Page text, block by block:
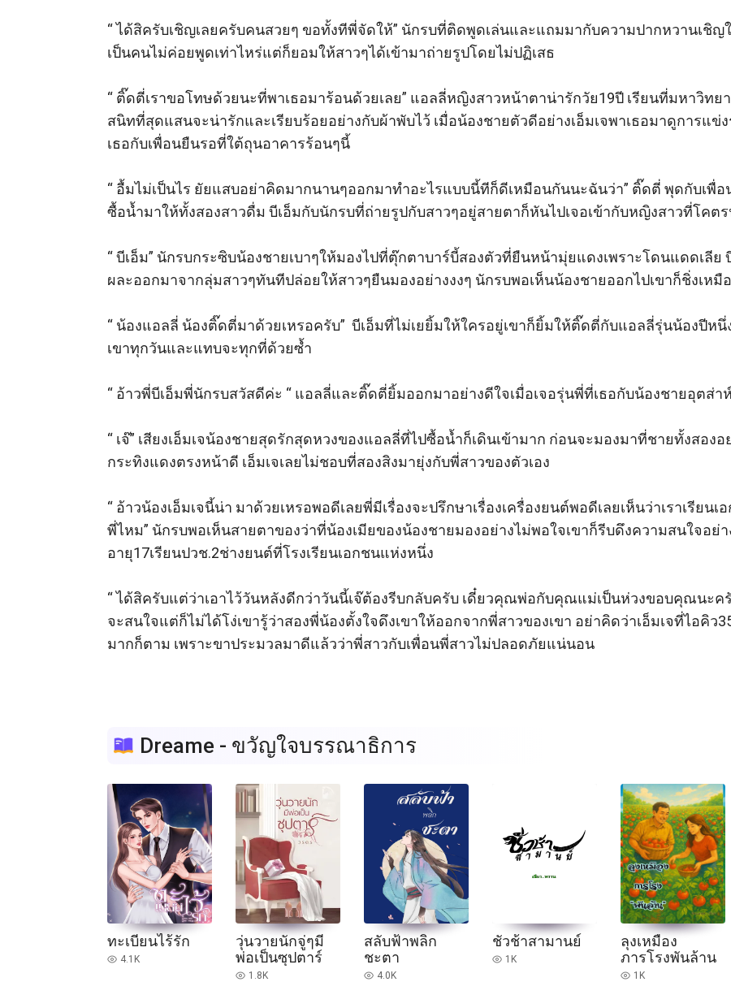
“ ได้สิครับเชิญเลยครับคนสวยๆ ขอทั้งทีพี่จัดให้” นักรบที่ติดพูดเล่นและแถมมากับความปากหวานเชิญ
เป็นคนไม่ค่อยพูดเท่าไหร่แต่ก็ยอมให้สาวๆได้เข้ามาถ่ายรูปโดยไม่ปฏิเสธ
“ ติ๊ดตี่เราขอโทษด้วยนะที่พาเธอมาร้อนด้วยเลย” แอลลี่หญิงสาวหน้าตาน่ารักวัย19ปี เรียนที่มหาวิท
สนิทที่สุดแสนจะน่ารักและเรียบร้อยอย่างกับผ้าพับไว้ เมื่อน้องชายตัวดีอย่างเอ็มเจพาเธอมาดูการแ
เธอกับเพื่อนยืนรอที่ใต้ถุนอาคารร้อนๆนี้
“ อื้มไม่เป็นไร ยัยแสบอย่าคิดมากนานๆออกมาทำอะไรแบบนี้ทีก็ดีเหมือนกันนะฉันว่า” ติ๊ดตี่ พุดกับเพื่
ซื้อน้ำมาให้ทั้งสองสาวดื่ม บีเอ็มกับนักรบที่ถ่ายรูปกับสาวๆอยู่สายตาก็หันไปเจอเข้ากับหญิงสาวที่โคต
“ บีเอ็ม” นักรบกระซิบน้องชายเบาๆให้มองไปที่ตุ๊กตาบาร์บี้สองตัวที่ยืนหน้ามุ่ยแดงเพราะโดนแดดเลีย
ผละออกมาจากลุ่มสาวๆทันทีปล่อยให้สาวๆยืนมองอย่างงงๆ นักรบพอเห็นน้องชายออกไปเขาก็ชิ่งเหมื
“ น้องแอลลี่ น้องติ๊ดตี่มาด้วยเหรอครับ”  บีเอ็มที่ไม่เยยิ้มให้ใครอยู่เขาก็ยิ้มให้ติ๊ดตี่กับแอลลี่รุ่นน้องปีห
เขาทุกวันและแทบจะทุกที่ด้วยซ้ำ
“ อ้าวพี่บีเอ็มพี่นักรบสวัสดีค่ะ “ แอลลี่และติ๊ดตี่ยิ้มออกมาอย่างดีใจเมื่อเจอรุ่นพี่ที่เธอกับน้องชายอุตส่า
“ เจ๊” เสียงเอ็มเจน้องชายสุดรักสุดหวงของแอลลี่ที่ไปซื้อน้ำก็เดินเข้ามาก ก่อนจะมองมาที่ชายทั้งสอง
กระทิงแดงตรงหน้าดี เอ็มเจเลยไม่ชอบที่สองสิงมายุ่งกับพี่สาวของตัวเอง
“ อ้าวน้องเอ็มเจนี้น่า มาด้วยเหรอพอดีเลยพี่มีเรื่องจะปรึกษาเรื่องเครื่องยนต์พอดีเลยเห็นว่าเราเรีย
พี่ไหม” นักรบพอเห็นสายตาของว่าที่น้องเมียของน้องชายมองอย่างไม่พอใจเขาก็รีบดึงความสนใจอย่
อายุ17เรียนปวช.2ช่างยนต์ที่โรงเรียนเอกชนแห่งหนึ่ง
“ ได้สิครับแต่ว่าเอาไว้วันหลังดีกว่าวันนี้เจ๊ต้องรีบกลับครับ เดี๋ยวคุณพ่อกับคุณแม่เป็นห่วงขอบคุณนะค
จะสนใจแต่ก็ไม่ได้โง่เขารู้ว่าสองพี่น้องตั้งใจดึงเขาให้ออกจากพี่สาวของเขา อย่าคิดว่าเอ็มเจที่ไอคิ
มากก็ตาม เพราะขาประมวลมาดีแล้วว่าพี่สาวกับเพื่อนพี่สาวไม่ปลอดภัยแน่นอน
Dreame - ขวัญใจบรรณาธิการ
ทะเบียนไร้รัก
read 4.1K
วุ่นวายนักจู่ๆมี
พ่อเป็นซุปตาร์
read 1.8K
สลับฟ้าพลิก
ชะตา
read 4.0K
ชั่วช้าสามานย์
read 1K
ลุงเหมือง
ภารโรงพันล้าน
read 1K